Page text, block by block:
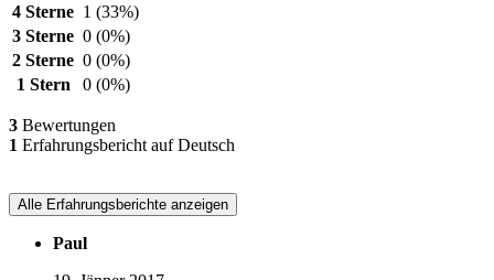
4 Sterne 1 (33%)
3 Sterne 0 (0%)
2 Sterne 0 (0%)
1 Stern
0 (0%)
3 Bewertungen
1 Erfahrungsbericht auf Deutsch
Alle Erfahrungsberichte anzeigen
Paul